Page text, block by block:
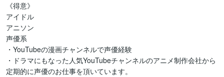
《得意》
アイドル
アニソン
声優系
・YouTubeの漫画チャンネルで声優経験
・ドラマにもなった人気YouTubeチャンネルのアニメ制作会社から
定期的に声優のお仕事を頂いています。